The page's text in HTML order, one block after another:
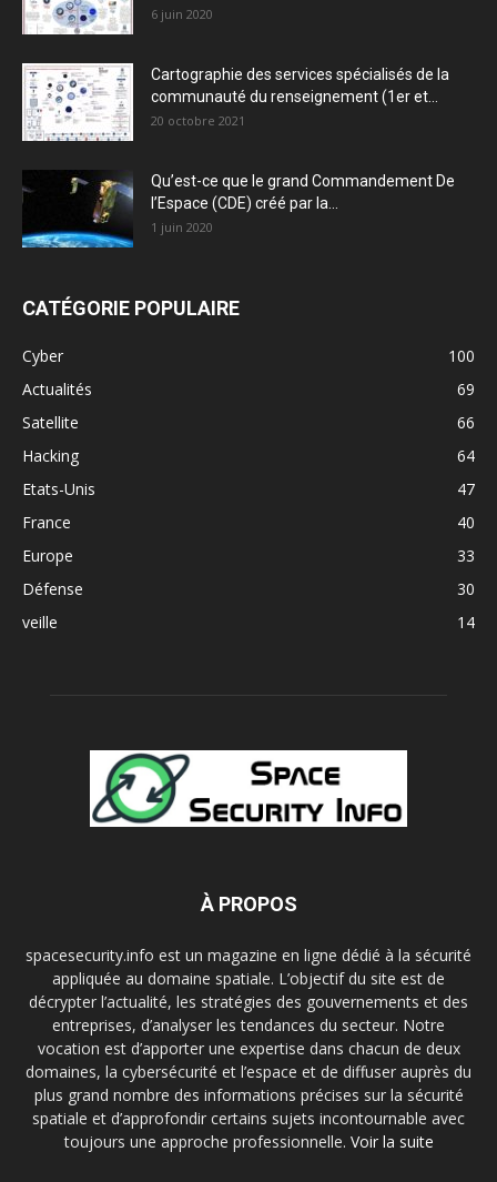
6 juin 2020
Cartographie des services spécialisés de la
communauté du renseignement (1er et...
20 octobre 2021
Qu’est-ce que le grand Commandement De
l’Espace (CDE) créé par la...
1 juin 2020
CATÉGORIE POPULAIRE
Cyber
100
Actualités
69
Satellite
66
Hacking
64
Etats-Unis
47
France
40
Europe
33
Défense
30
veille
14
À PROPOS
spacesecurity.info est un magazine en ligne dédié à la sécurité
appliquée au domaine spatiale. L’objectif du site est de
décrypter l’actualité, les stratégies des gouvernements et des
entreprises, d’analyser les tendances du secteur. Notre
vocation est d’apporter une expertise dans chacun de deux
domaines, la cybersécurité et l’espace et de diffuser auprès du
plus grand nombre des informations précises sur la sécurité
spatiale et d’approfondir certains sujets incontournable avec
toujours une approche professionnelle. Voir la suite